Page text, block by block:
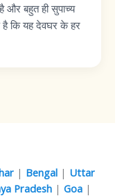
और बहुत ही सुपाच्य
कि यह देवघर के हर
| Bengal | Uttar
Pradesh | Goa |